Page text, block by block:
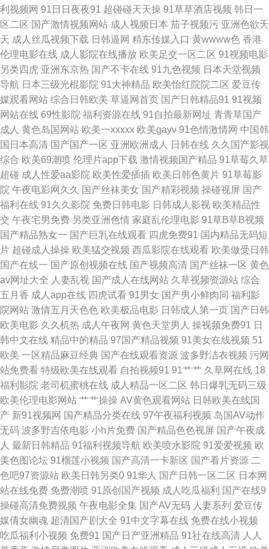
91 日本AA大片 久草福利精品 亚洲天堂久久婷 黑丝91大神 超碰欧美青青草
看片的网址 久草看片网 天堂影院在线观看高清在线va 欧美午夜福利一区二
区 成人在线免费播放 国产AV黄色网址 九一全部免费 午夜电影你懂的 日韩操
视频fack 国产综合野草婷婷 精品无码一区二区免费 91在线白 91传媒伦理影
院 国产大片免 国产视频91啦 国产熟女高潮一区二区 日韩国国产欧美 国内伊
人 婷婷亚洲色网址 青青草成人社区 国产欧美日韩熟女综合 欧美一区二区色
99色狼网 日韩专区第八页 俺去也激情文学 av中文在线免费 精品久久十二区
影音av网址 欧洲人精品1111 性爱久久 91热视频在线观看 国产香蕉视频网站
页面 久久国产精品电影 欧美少女色情 成人av传媒 91黄色短视频全集 黑丝高
跟啪啪啪后入 欧美激情A级片 免费观看成人91网站 激情人妻三级 91香蕉污
下载 国产自拍19p 欧美性爱综合久久 美女和男人色网国产 国产禁品无遮挡
91色情免费在线观看 国产胖老妇搞屄 欧美亚缘免费 免费欧美色 日韩午夜福
利影院 91口交网 国产品精久久8 91系列在线 欧美日本国产精品 97超碰激情
91福利视频网站 国产精品在线系列 日韩中字中文字幕 欧美区在线 大香蕉狠
狠的 91丝袜天堂网 久久岛国 91亚洲热图 色色一区二 成人av综合 草莓视频
深夜 久久国产精品91福利 午夜福利禽 人社局官网登录入口 伪娘ts网站 av日
韩中文字幕熟女 久久a√ vip电影在线观看 天堂中文在线资源 午夜成人色网
草莓视网站在线免费版 蜜桃久久97 99一色插B视频 www91四虎天堂草 人人
利视频网 91日日夜夜91 超碰碰天天操 91草草酒店视频 韩日一
区二区 国产激情视频网站 成人视频日本 茄子视频污 亚洲色欲天
天 成人丝瓜视频下载 日韩逼网 精东传媒入口 黄wwww色 香港
伦理电影在线 成人影院在线播放 欧美足交一区二区 91视频电影
另类四虎 亚洲东京热 国产不卡在线 91九色视频 日本天堂视频
导航 日本三级光棍影院 91大神精品 欧美怡红院院二区 爱豆传
媒观看网站 综合日韩欧美 草逼网首页 国产日韩精品91 91视频
网站在线 69性影院 福利资源在线 91自拍最新网址 青青草国产
成人 黄色岛国网站 欧美一xxxxx 欧美gayv 91色情激情网 中国韩
国日本高清 国产国产一区 亚洲欧洲成人 日韩在线 久久国产影视
综合 欧美69潮喷 伦理片app下载 激情视频国产精品 91草莓久草
超碰 成人性爱aa影院 欧美性爱插插 欧美日韩色黄片 91草莓影
院 午夜电影网久久 国产丝袜美女 国产精彩视频 操碰视屏 国产
福利在线 91久久影院 免费日韩电影 日韩成人影视 欧美精品性
交 午夜宅男免费 另类亚洲色情 家庭乱伦理电影 91草B草B视频
国产精品熟女一 国产巨乳在线观看 四虎免费91 国内精品无码短
片 超碰成人操操 欧美猛交视频 西瓜影院在线观看 欧美做受日韩
国产在线一 国产原创视频在线 国产视频高清 国产丝袜一区 黄色
av网址大全 人妻乱视 国产成人在线网站 久草视频资源站 综合
五月香 成人app在线 四虎试看 91男女 国产男小鲜肉同 福利影
院网站 激情五月天色色 欧美极品电影 日韩成人第一页 国产日韩
欧美电影 久久机热 成人午夜网 黄色天堂男人 操视频免费91 日
韩中文在线 精品中的精品 97国产精品视频 91美女在线视频 51
欧美 一区精品麻豆经典 国产在线观看资源 波多野洁衣视频 污网
站免费看 特级欧美在线观看 自拍视频91 91艹艹 久草网在线 18
福利影院 老司机蜜桃在线 成人精品一区二区 韩日爆乳无码三级
欧美伦理电影网站 艹艹操操 AV黄色观看网站 日韩欧美在线国
产 新91视频网 国产精品分类在线 97午夜福利视频 岛国AV动作
无码 波多野吉依电影 小h片免费 国产精品色色视屏 国产午夜成
人 最新日韩精品 91福利视频导航 欧美喷水影院 91爱爱视频 欧
美色图论坛 91榴莲小视频 国产高清一卡新区 国产看片资源 二
色吧97资源站 欧美日韩另类0 91华人 国产日韩一区二区 日本网
站在线免费 免费潮喷 91原创国产视频 成人吃瓜福利 国产在线9
操碰高清免费视频 午夜电影全集 国产AV无码 人妻系列 爱豆传
媒倩女幽魂 超清国产剧大全 91中文字幕在线 免费在线小视频
吃瓜福利小视频 免费91 国产日产亚洲精品 91社在线高清 人人